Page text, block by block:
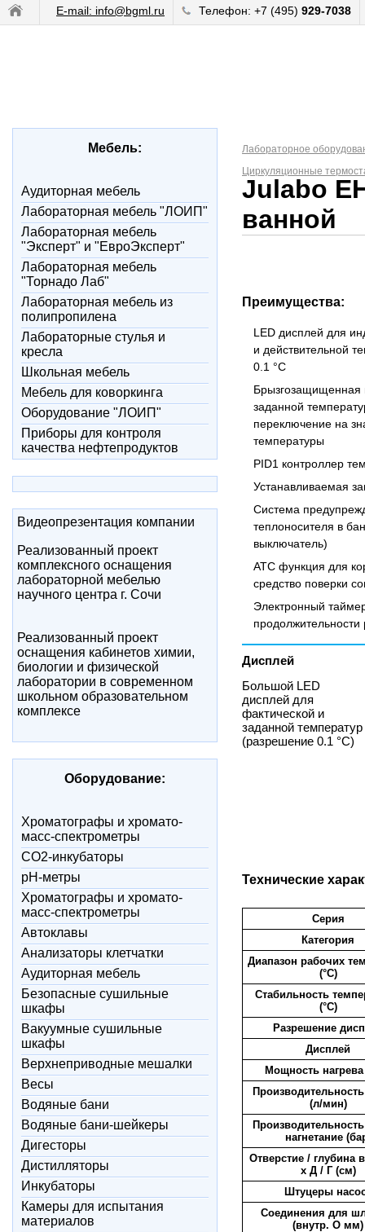
E-mail: info@bgml.ru Телефон: +7 (495) 929-7038
Мебель:
Аудиторная мебель
Лабораторная мебель "ЛОИП"
Лабораторная мебель
"Эксперт" и "ЕвроЭксперт"
Лабораторная мебель
"Торнадо Лаб"
Лабораторная мебель из
полипропилена
Лабораторные стулья и
кресла
Школьная мебель
Мебель для коворкинга
Оборудование "ЛОИП"
Приборы для контроля
качества нефтепродуктов
Видеопрезентация компании
Реализованный проект
комплексного оснащения
лабораторной мебелью
научного центра г. Сочи
Реализованный проект
оснащения кабинетов химии,
биологии и физической
лаборатории в современном
школьном образовательном
комплексе
Оборудование:
Xроматографы и хромато-
масс-спектрометры
CO2-инкубаторы
pH-метры
Xроматографы и хромато-
масс-спектрометры
Автоклавы
Анализаторы клетчатки
Аудиторная мебель
Безопасные сушильные
шкафы
Вакуумные сушильные
шкафы
Верхнеприводные мешалки
Весы
Водяные бани
Водяные бани-шейкеры
Дигесторы
Дистилляторы
Инкубаторы
Камеры для испытания
материалов
Лабораторное
Циркуляционные
Julabo
ванной
Преимущества:
LED дисплей для
и действительной
0.1 °C
Брызгозащищенная
заданной
переключение на
температуры
PID1 контроллер
Устанавливаемая
Система
теплоносителя в
выключатель)
ATC функция для
средство поверки
Электронный
продолжительности
Дисплей
Большой LED
дисплей для
фактической и
заданной температур
(разрешение 0.1 °C)
Технические
Серия
Категория
Диапазон рабочих
(°C)
Стабильность
(°C)
Разрешение
Дисплей
Мощность нагрева
(л/мин)
нагнетание
Отверстие / глубина
х Д / Г (см)
Штуцеры
Соединения для
(внутр. O мм)